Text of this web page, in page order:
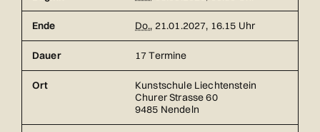
Ende Do., 21.01.2027, 16.15 Uhr
Dauer 17 Termine
Ort
Kunstschule Liechtenstein
Churer Strasse 60
9485 Nendeln